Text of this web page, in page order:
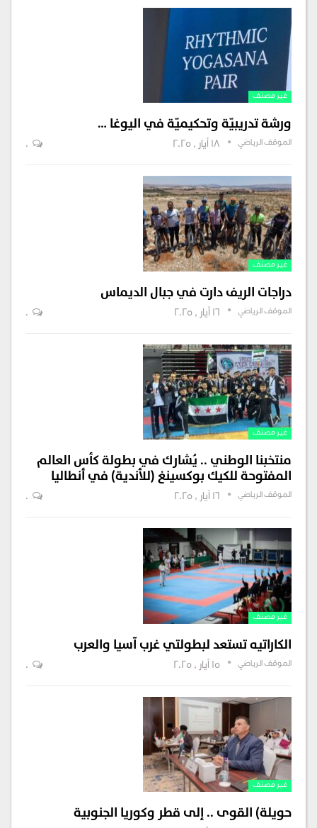
غير مصنف
ورشة تدريبيّة وتحكيميّة في اليوغا …
الموقف الرياضي 18 أيار , 2025 0
غير مصنف
دراجات الريف دارت في جبال الديماس
الموقف الرياضي 16 أيار , 2025 0
غير مصنف
منتخبنا الوطني .. يُشارك في بطولة كأس العالم
المفتوحة للكيك بوكسينغ (للأندية) في أنطاليا
الموقف الرياضي 16 أيار , 2025 0
غير مصنف
الكاراتيه تستعد لبطولتي غرب آسيا والعرب
الموقف الرياضي 15 أيار , 2025 0
غير مصنف
حويلة) القوى .. إلى قطر وكوريا الجنوبية